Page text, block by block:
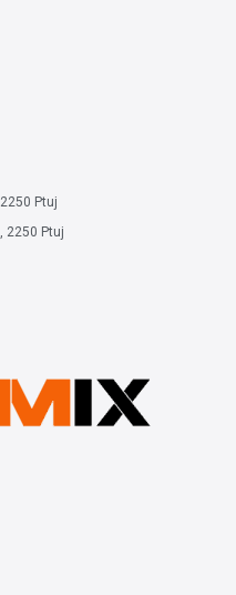
Ptuj
2250 Ptuj